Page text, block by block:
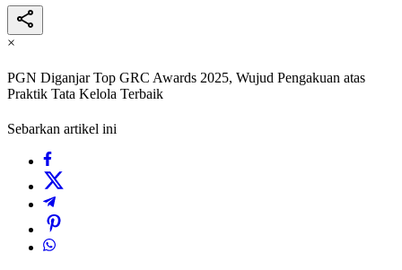
×
PGN Diganjar Top GRC Awards 2025, Wujud Pengakuan atas
Praktik Tata Kelola Terbaik
Sebarkan artikel ini